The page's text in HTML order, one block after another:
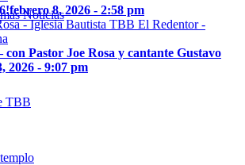
Noticias
TBB
febrero 8, 2026 - 2:58 pm
con Pastor Joe Rosa y cantante Gustavo
2026 - 9:07 pm